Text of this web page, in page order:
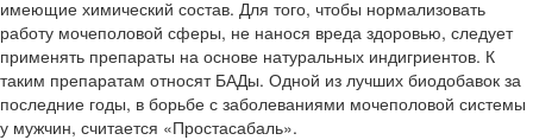
имеющие химический состав. Для того, чтобы нормализовать
работу мочеполовой сферы, не нанося вреда здоровью, следует
применять препараты на основе натуральных индигриентов. К
таким препаратам относят БАДы. Одной из лучших биодобавок за
последние годы, в борьбе с заболеваниями мочеполовой системы
у мужчин, считается «Простасабаль».